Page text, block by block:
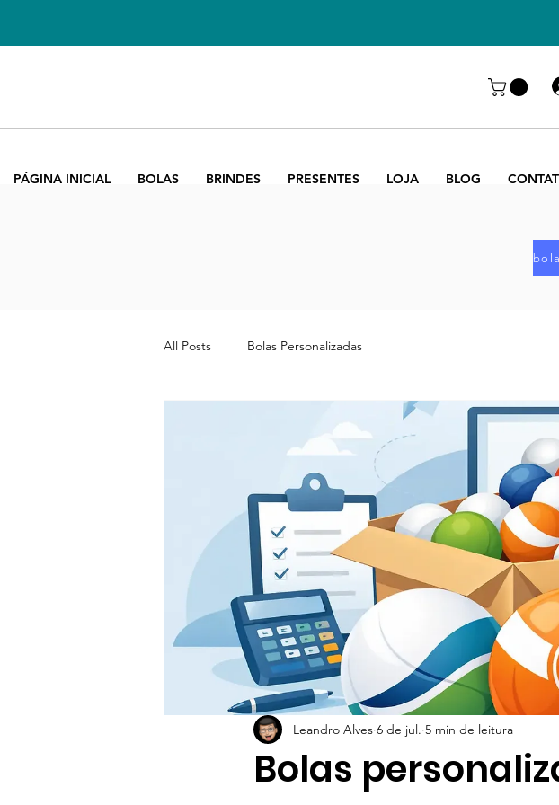
PÁGINA INICIAL BOLAS BRINDES PRESENTES LOJA BLOG
All Posts Bolas Personalizadas
Bolas
Leandro Alves 6 de jul. 5 min de leitura